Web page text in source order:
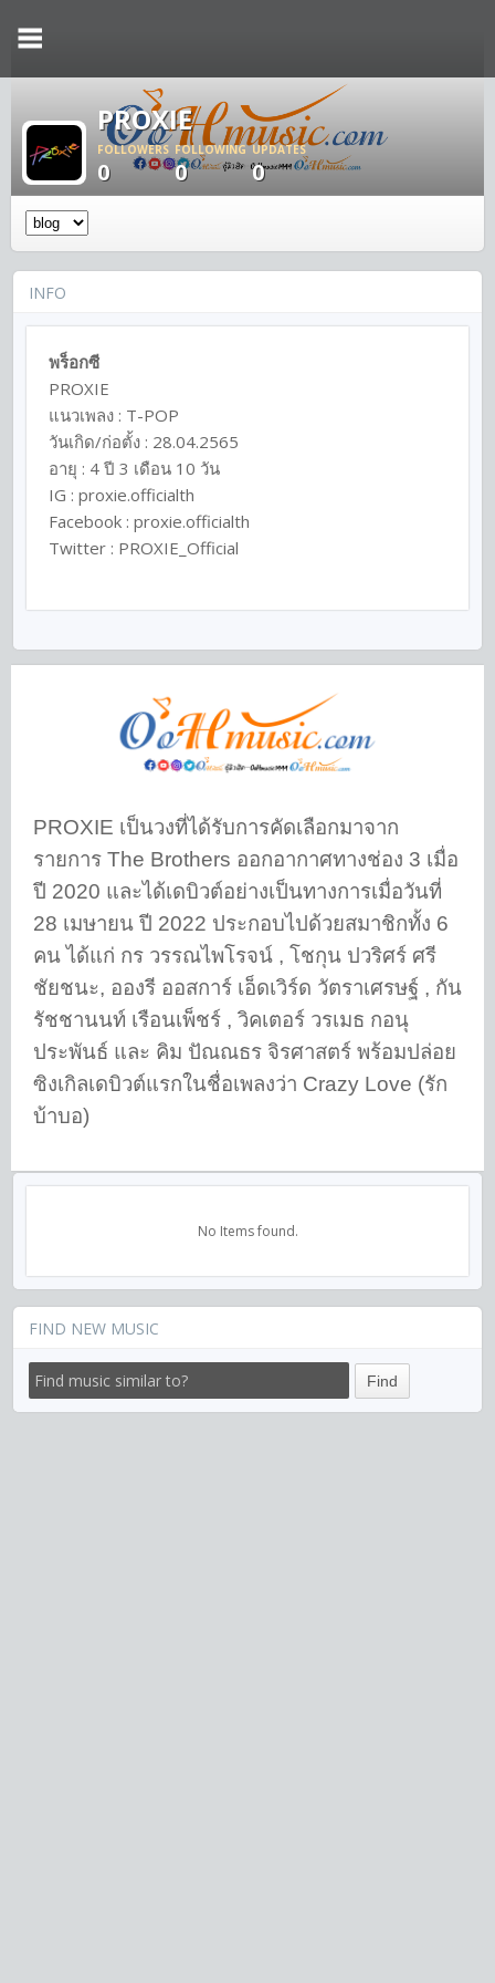
PROXIE
FOLLOWERS
0
FOLLOWING
0
UPDATES
0
INFO
พร็อกซี
PROXIE
แนวเพลง : T-POP
วันเกิด/ก่อตั้ง : 28.04.2565
อายุ : 4 ปี 3 เดือน 10 วัน
IG : proxie.officialth
Facebook : proxie.officialth
Twitter : PROXIE_Official
PROXIE เป็นวงที่ได้รับการคัดเลือกมาจาก
รายการ The Brothers ออกอากาศทางช่อง 3 เมื่อ
ปี 2020 และได้เดบิวต์อย่างเป็นทางการเมื่อวันที่
28 เมษายน ปี 2022 ประกอบไปด้วยสมาชิกทั้ง 6
คน ได้แก่ กร วรรณไพโรจน์ , โชกุน ปวริศร์ ศรี
ชัยชนะ, อองรี ออสการ์ เอ็ดเวิร์ด วัตราเศรษฐ์ , กัน
รัชชานนท์ เรือนเพ็ชร์ , วิคเตอร์ วรเมธ กอนุ
ประพันธ์ และ คิม ปัณณธร จิรศาสตร์ พร้อมปล่อย
ซิงเกิลเดบิวต์แรกในชื่อเพลงว่า Crazy Love (รัก
บ้าบอ)
No Items found.
FIND NEW MUSIC